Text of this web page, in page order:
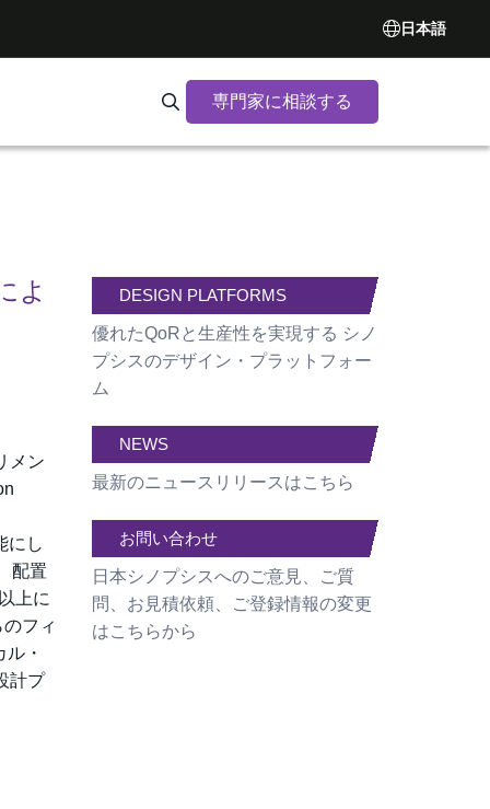
日本語
Search Synopsys.com
専門家に相談する
よ
メン
にし
配置
上に
フィ
・
計プ
DESIGN PLATFORMS
優れたQoRと生産性を実現する シノ
プシスのデザイン・プラットフォー
ム
NEWS
最新のニュースリリースはこちら
お問い合わせ
日本シノプシスへのご意見、ご質
問、お見積依頼、ご登録情報の変更
はこちらから